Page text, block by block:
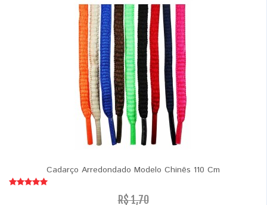
Cadarço Arredondado Modelo Chinês 110 Cm
R$ 1,70